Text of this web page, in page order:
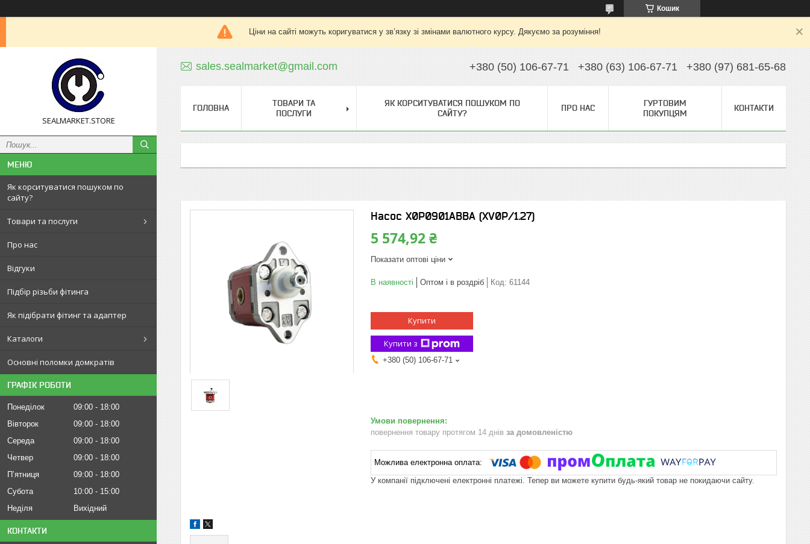
Кошик
Ціни на сайті можуть коригуватися у зв’язку зі змінами валютного курсу. Дякуємо за розуміння!
SEALMARKET.STORE
Як корситуватися пошуком по
сайту?
Товари та послуги
Про нас
Відгуки
Підбір різьби фітинга
Як підібрати фітинг та адаптер
Каталоги
Основні поломки домкратів
ГРАФІК РОБОТИ
Понеділок 09:00
18:00
Вівторок
09:00
18:00
Середа
09:00
18:00
Четвер
09:00
18:00
Пʼятниця
09:00
18:00
Субота
10:00
15:00
Неділя
Вихідний
КОНТАКТИ
sales.sealmarket@gmail.com +380 (50) 106-67-71 +380 (63) 106-67-71 +380 (97) 681-65-68
ГОЛОВНА
ТОВАРИ ТА
ПОСЛУГИ
ЯК КОРСИТУВАТИСЯ ПОШУКОМ ПО
САЙТУ?
ПРО НАС
ГУРТОВИМ
ПОКУПЦЯМ
КОНТАКТИ
Насос X0P0901ABBA (XV0P/1.27)
5 574,92 ₴
Показати оптові ціни
В наявності Оптом і в роздріб Код: 61144
Купити
Купити з
+380 (50) 106-67-71
повернення товару протягом 14 днів за домовленістю
У компанії підключені електронні платежі. Тепер ви можете купити будь-який товар не покидаючи сайту.